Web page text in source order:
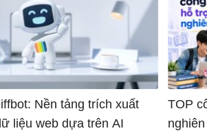
Nền tảng trích xuất
liệu web dựa trên AI
TOP